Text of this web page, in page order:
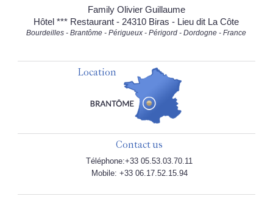
Family Olivier Guillaume
Hôtel *** Restaurant - 24310 Biras - Lieu dit La Côte
Bourdeilles - Brantôme - Périgueux - Périgord - Dordogne - France
Location
Contact us
Téléphone:+33 05.53.03.70.11
Mobile: +33 06.17.52.15.94